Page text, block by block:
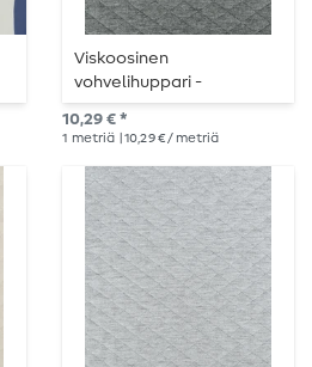
Viskoosinen
vohvelihuppari -
yksivärinen harmaa
melange
10,29 € *
1 metriä | 10,29 € / metriä